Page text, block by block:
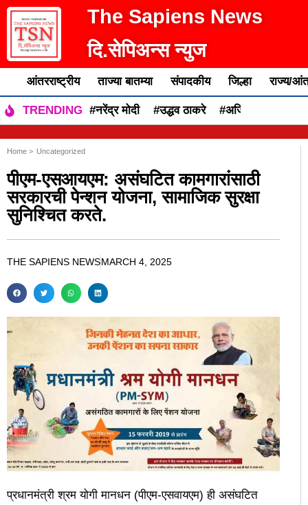
The Sapiens News
दि.सेपिअन्स न्युज
आंतरराष्ट्रीय ताज्या बातम्या संपादकीय जिल्हा राज्य/
TRENDING #नरेंद्र मोदी #उद्धव ठाकरे #अजित पवार
Home > Uncategorized
पीएम-एसआयएम: असंघटित कामगारांसाठी
सरकारची पेन्शन योजना, सामाजिक सुरक्षा
सुनिश्चित करते.
THE SAPIENS NEWSMARCH 4, 2025
प्रधानमंत्री श्रम योगी मानधन (पीएम-एसवायएम) ही असंघटित